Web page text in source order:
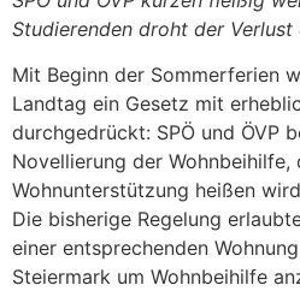
Studierenden droht der Verlust
Mit Beginn der Sommerferien
Landtag ein Gesetz mit
durchgedrückt: SPÖ und ÖVP
Novellierung der Wohnbeihilfe,
Wohnunterstützung heißen
Die bisherige Regelung
einer entsprechenden
Steiermark um Wohnbeihilfe